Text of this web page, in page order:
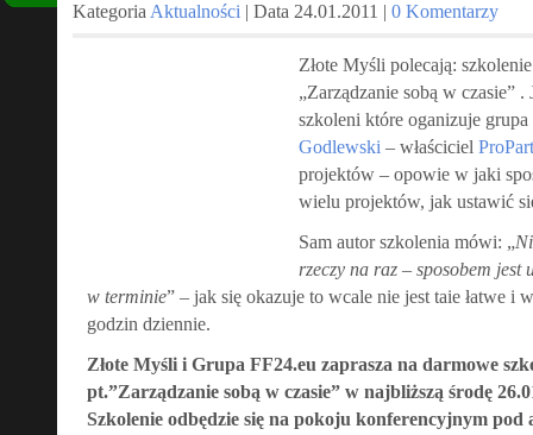
Kategoria Aktualności | Data 24.01.2011 | 0 Komentarzy
Złote Myśli polecają:
„Zarządzanie sobą w czasie”
szkoleni które oganizuje
Godlewski – właściciel
projektów – opowie w jaki
wielu projektów, jak ustawić
Sam autor szkolenia mówi: „
rzeczy na raz – sposobem jest
w terminie” – jak się okazuje to wcale nie jest taie łatwe i
godzin dziennie.
Złote Myśli i Grupa FF24.eu zaprasza na darmowe
pt.”Zarządzanie sobą w czasie” w najbliższą środę
Szkolenie odbędzie się na pokoju konferencyjnym pod